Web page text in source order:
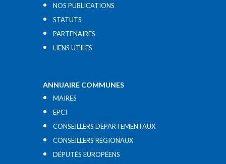
NOS PUBLICATIONS
STATUTS
PARTENAIRES
LIENS UTILES​
ANNUAIRE COMMUNES
MAIRES
EPCI
CONSEILLERS DÉPARTEMENTAUX
CONSEILLERS RÉGIONAUX
DÉPUTÉS EUROPÉENS